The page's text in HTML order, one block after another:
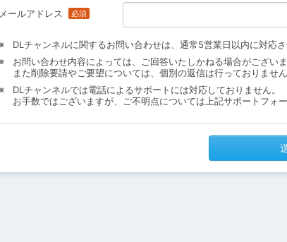
メールアドレス
DLチャンネルに関するお問い合わせは、通常5営業日以内に対応さ
お問い合わせ内容によっては、ご回答いたしかねる場合がございま
また削除要請やご要望については、個別の返信は行っておりませ
DLチャンネルでは電話によるサポートには対応しておりません。
お手数ではございますが、ご不明点については上記サポートフォ